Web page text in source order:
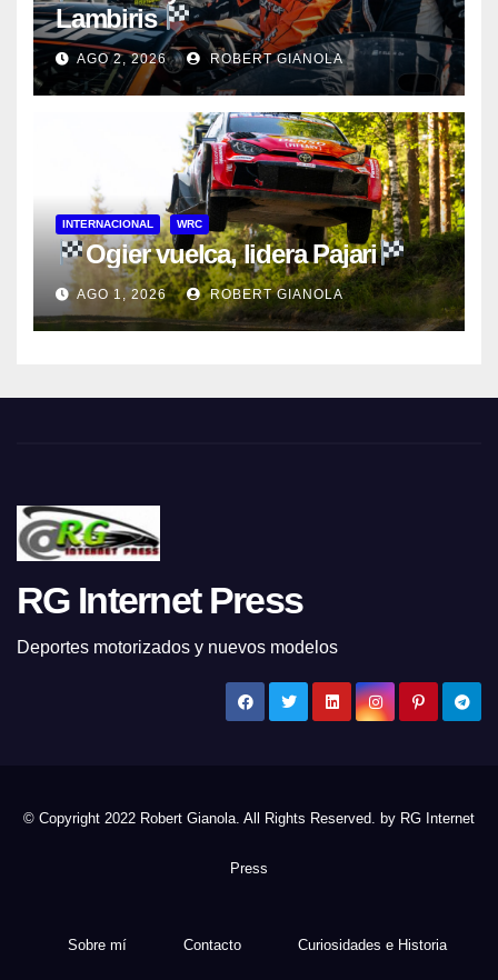
Lambiris
AGO 2, 2026 ROBERT GIANOLA
INTERNACIONAL WRC
Ogier vuelca, lidera Pajari
AGO 1, 2026 ROBERT GIANOLA
RG Internet Press
Deportes motorizados y nuevos modelos
© Copyright 2022 Robert Gianola. All Rights Reserved. by RG Internet
Press
Sobre mí Contacto Curiosidades e Historia